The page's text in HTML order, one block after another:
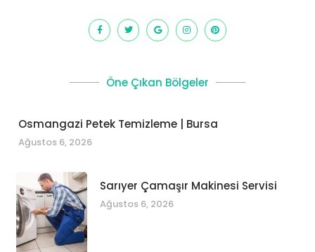
Öne Çıkan Bölgeler
Osmangazi Petek Temizleme | Bursa
Ağustos 6, 2026
Sarıyer Çamaşır Makinesi Servisi
Ağustos 6, 2026